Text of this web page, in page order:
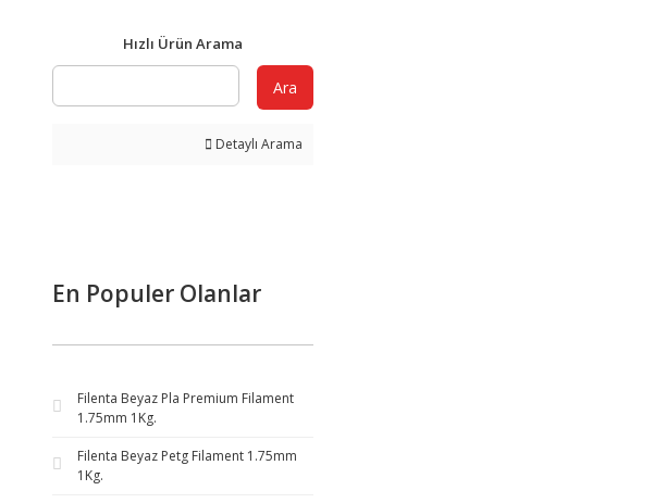
Hızlı Ürün Arama
Ara
Detaylı Arama
En Populer Olanlar
Filenta Beyaz Pla Premium Filament
1.75mm 1Kg.
Filenta Beyaz Petg Filament 1.75mm
1Kg.